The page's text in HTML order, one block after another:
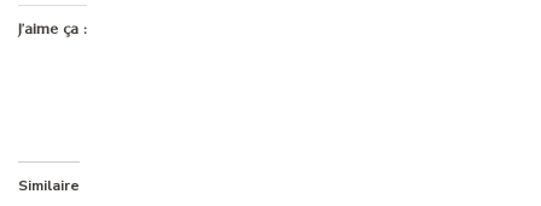
J’aime ça :
Similaire